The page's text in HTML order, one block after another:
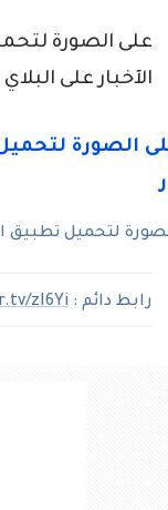
على الصورة
الآخبار على
لتحميل تطبيق
رابط دائم : zI6Yi